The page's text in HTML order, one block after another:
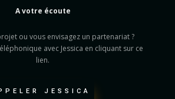
A votre écoute
ou vous envisagez un partenariat ?
avec Jessica en cliquant sur ce
lien.
JESSICA